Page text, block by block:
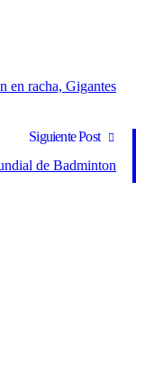
en racha, Gigantes
Siguiente Post
de Badminton